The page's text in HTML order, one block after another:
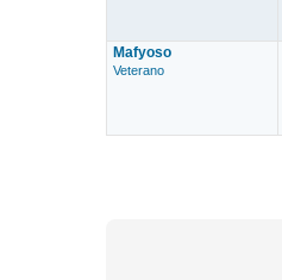
Mafyoso
Veterano